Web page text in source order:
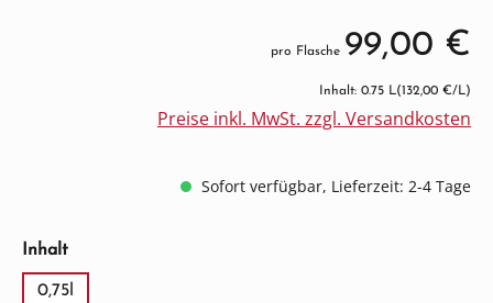
pro Flasche 99,00 €
Inhalt: 0.75 L(132,00 €/L)
Preise inkl. MwSt. zzgl. Versandkosten
Sofort verfügbar, Lieferzeit: 2-4 Tage
Inhaltauswählen
0,75l